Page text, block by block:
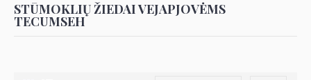
STŪMOKLIŲ ŽIEDAI VEJAPJOVĖMS
TECUMSEH